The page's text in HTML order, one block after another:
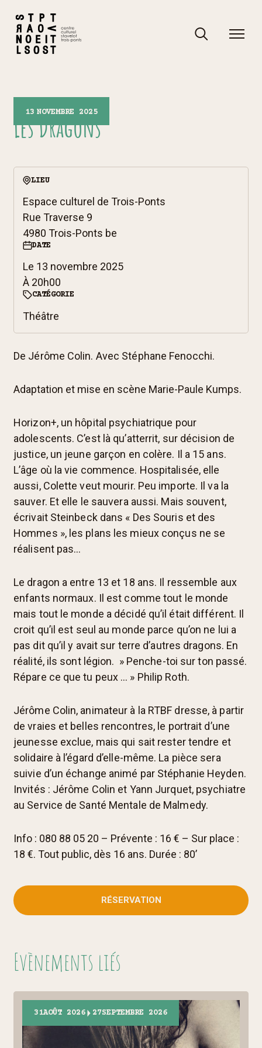
content
Rechercher
Rechercher
Les Dragons
13 NOVEMBRE 2025
CATÉGORIE
Théâtre
LIEU
Espace culturel de Trois-Ponts
Rue Traverse 9
4980 Trois-Ponts be
DATE
Le 13 novembre 2025
À 20h00
De Jérôme Colin. Avec Stéphane Fenocchi.
Adaptation et mise en scène Marie-Paule Kumps.
Horizon+, un hôpital psychiatrique pour
adolescents. C’est là qu’atterrit, sur décision de
justice, un jeune garçon en colère. Il a 15 ans.
L’âge où la vie commence. Hospitalisée, elle
aussi, Colette veut mourir. Peu importe. Il va la
sauver. Et elle le sauvera aussi. Mais souvent,
écrivait Steinbeck dans « Des Souris et des
Hommes », les plans les mieux conçus ne se
réalisent pas…
Le dragon a entre 13 et 18 ans. Il ressemble aux
enfants normaux. Il est comme tout le monde
mais tout le monde a décidé qu’il était différent. Il
croit qu’il est seul au monde parce qu’on ne lui a
pas dit qu’il y avait sur terre d’autres dragons. En
réalité, ils sont légion. » Penche-toi sur ton passé.
Répare ce que tu peux … » Philip Roth.
Jérôme Colin, animateur à la RTBF dresse, à partir
de vraies et belles rencontres, le portrait d’une
jeunesse exclue, mais qui sait rester tendre et
solidaire à l’égard d’elle-même. La pièce sera
suivie d’un échange animé par Stéphanie Heyden.
Invités : Jérôme Colin et Yann Jurquet, psychiatre
au Service de Santé Mentale de Malmedy.
Info : 080 88 05 20 – Prévente : 16 € – Sur place :
18 €. Tout public, dès 16 ans. Durée : 80’
RÉSERVATION
Evènements liés
31AOÛT 2026 27SEPTEMBRE 2026